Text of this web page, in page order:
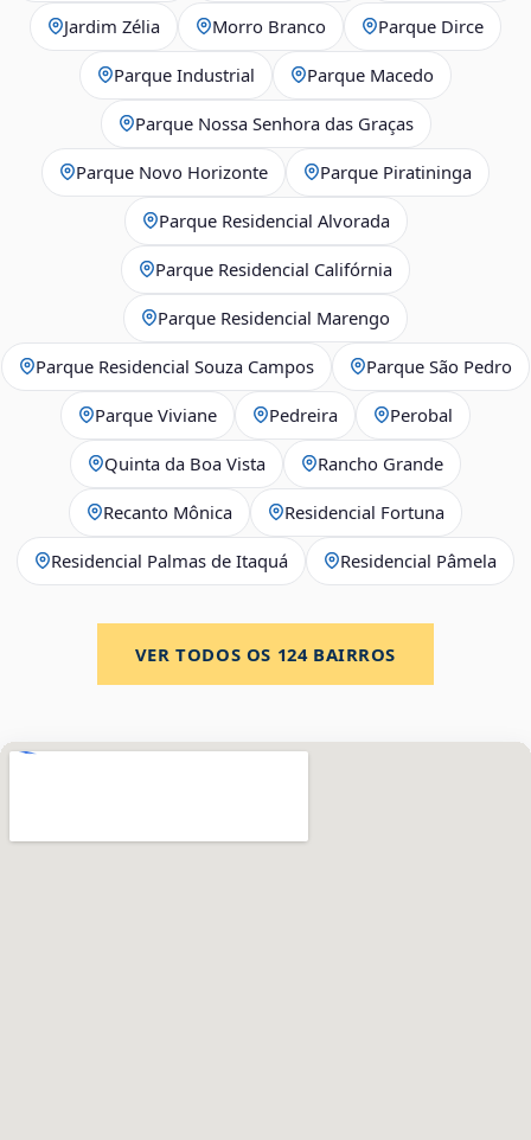
Jardim Zélia Morro Branco Parque Dirce
Parque Industrial Parque Macedo
Parque Nossa Senhora das Graças
Parque Novo Horizonte Parque Piratininga
Parque Residencial Alvorada
Parque Residencial Califórnia
Parque Residencial Marengo
Parque Residencial Souza Campos Parque São Pedro
Parque Viviane Pedreira Perobal
Quinta da Boa Vista Rancho Grande
Recanto Mônica Residencial Fortuna
Residencial Palmas de Itaquá Residencial Pâmela
VER TODOS OS 124BAIRROS